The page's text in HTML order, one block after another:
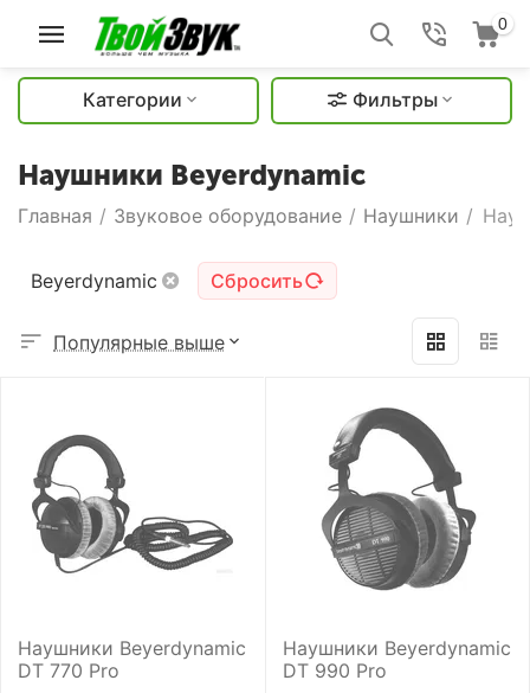
0
Категории Фильтры
Наушники Beyerdynamic
Главная / Звуковое оборудование / Наушники /
Beyerdynamic Сбросить
Популярные выше
Наушники Beyerdynamic
DT 770 Pro
Наушники Beyerdynamic
DT 990 Pro